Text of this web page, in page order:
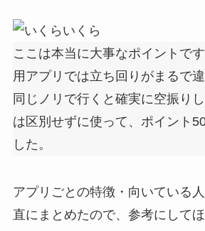
いくら
ここは本当に大事なポイントで
用アプリでは立ち回りがまるで
同じノリで行くと確実に空振り
は区別せずに使って、ポイント
した。
アプリごとの特徴・向いている
直にまとめたので、参考にしてほ